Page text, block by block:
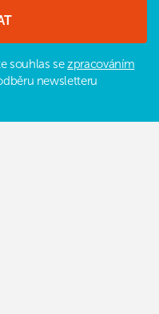
souhlas sezpracováním
newsletteru